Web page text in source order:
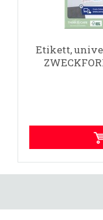
Etikett,